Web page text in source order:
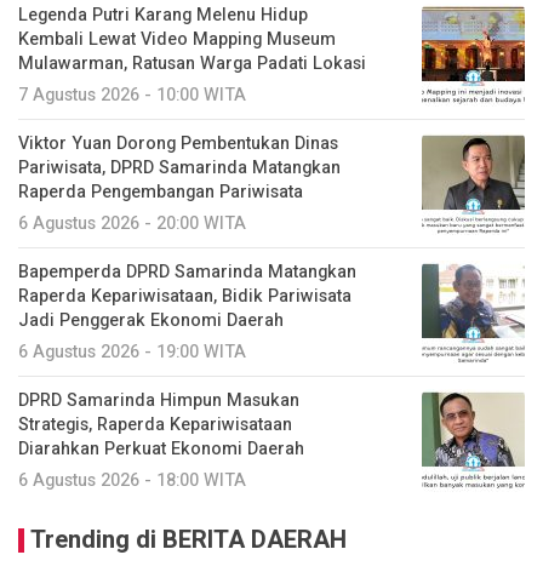
Legenda Putri Karang Melenu Hidup
Kembali Lewat Video Mapping Museum
Mulawarman, Ratusan Warga Padati Lokasi
7 Agustus 2026 - 10:00 WITA
Viktor Yuan Dorong Pembentukan Dinas
Pariwisata, DPRD Samarinda Matangkan
Raperda Pengembangan Pariwisata
6 Agustus 2026 - 20:00 WITA
Bapemperda DPRD Samarinda Matangkan
Raperda Kepariwisataan, Bidik Pariwisata
Jadi Penggerak Ekonomi Daerah
6 Agustus 2026 - 19:00 WITA
DPRD Samarinda Himpun Masukan
Strategis, Raperda Kepariwisataan
Diarahkan Perkuat Ekonomi Daerah
6 Agustus 2026 - 18:00 WITA
Trending di BERITA DAERAH